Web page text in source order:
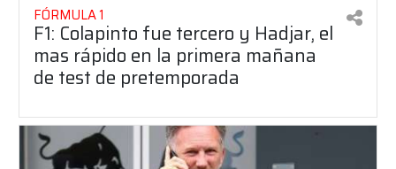
FÓRMULA 1
F1: Colapinto fue tercero y Hadjar, el
mas rápido en la primera mañana
de test de pretemporada